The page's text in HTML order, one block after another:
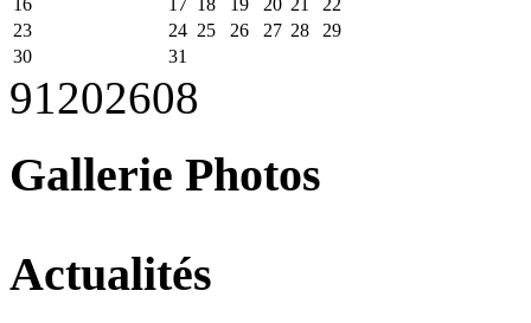
16
17 18 19 20 21
22
23
24 25 26 27 28
29
30
31
91202608
Gallerie Photos
Actualités